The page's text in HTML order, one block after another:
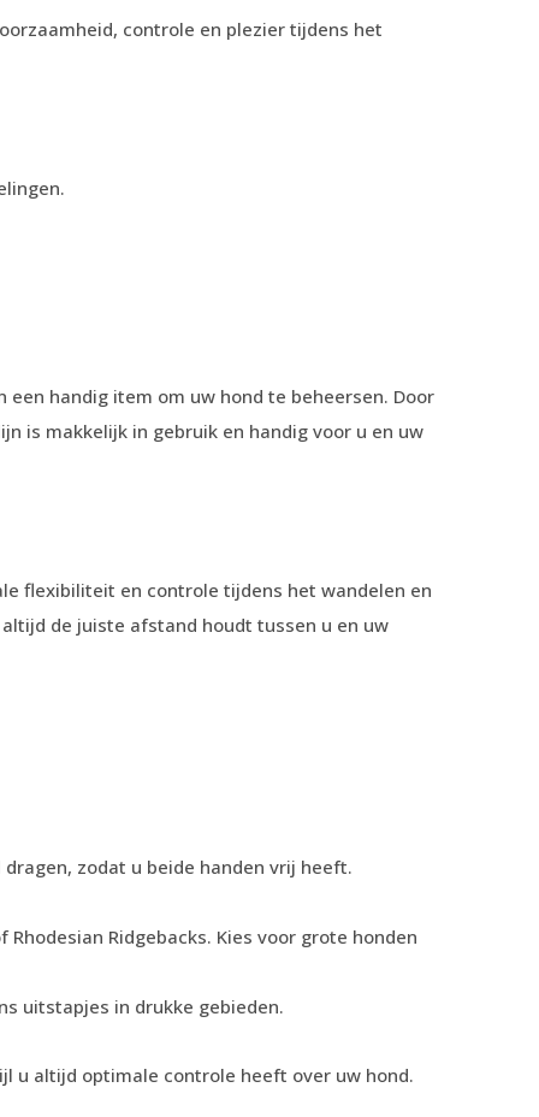
controle en plezier tijdens het
een handig item om uw hond te beheersen. Door
is makkelijk in gebruik en handig voor u en uw
flexibiliteit en controle tijdens het wandelen en
de juiste afstand houdt tussen u en uw
zodat u beide handen vrij heeft.
Ridgebacks. Kies voor grote honden
uitstapjes in drukke gebieden.
u altijd optimale controle heeft over uw hond.